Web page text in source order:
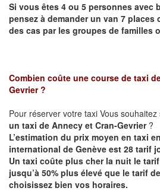
Si vous êtes 4 ou 5 personnes avec
pensez à demander un van 7
des cas par les groupes de familles
Combien coûte une course de taxi
Gevrier ?
Pour réserver votre taxi Vous souhaitez
un taxi de Annecy et Cran-Gevrier?
L’estimation du prix moyen en taxi
international de Genève est 28 tarif
Un taxi coûte plus cher la nuit le
jusqu’à 50% plus élevé que le tarif
choisissez bien vos horaires.